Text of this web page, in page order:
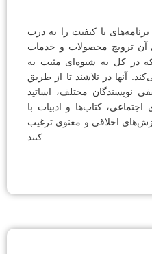
با کیفیت را به درب
ترویج محصولات و خدمات
در کل به شیوه‌ای مثبت به
آنها در تلاشند تا از طریق
نویسندگان مختلف، اساتید
کتاب‌ها و ادبیات با
اخلاقی و معنوی ترغیب
کنند.